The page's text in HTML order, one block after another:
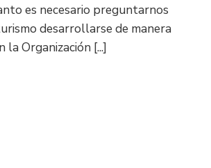
es necesario preguntarnos
desarrollarse de manera
la Organización [...]